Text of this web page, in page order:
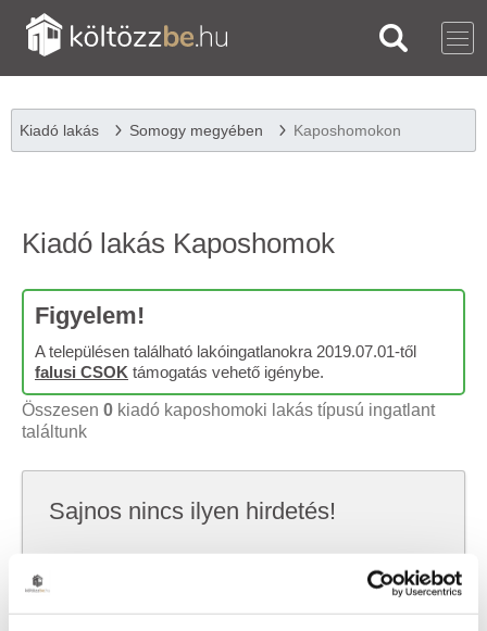
Kiadó lakás Somogy megyében Kaposhomokon
Kiadó lakás Kaposhomok
Figyelem!
A településen található lakóingatlanokra 2019.07.01-től
falusi CSOK támogatás vehető igénybe.
Összesen 0 kiadó kaposhomoki lakás típusú ingatlant
találtunk
Sajnos nincs ilyen hirdetés!
keresni, hátha akkor megtalálod, amit keresel.